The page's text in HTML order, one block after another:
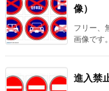
像）
フリー、
画像です
進入禁